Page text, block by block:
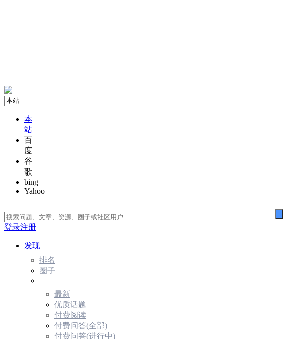
本
站
百
度
谷
歌
bing
Yahoo
登录注册
发现
排名
圈子
最新
优质话题
付费阅读
付费问答(全部)
付费问答(进行中)